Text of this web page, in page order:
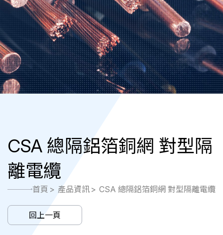
CSA 總隔鋁箔銅網 對型隔
離電纜
首頁 產品資訊 CSA 總隔鋁箔銅網 對型隔離電纜
回上一頁